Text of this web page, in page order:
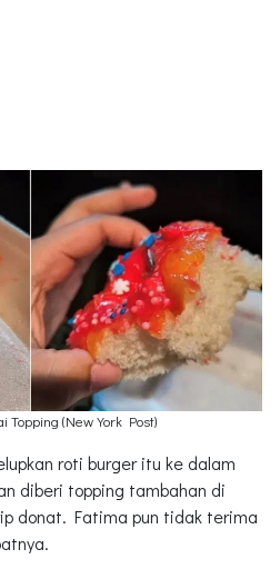
(New York Post)
roti burger itu ke dalam
diberi topping tambahan di
donat. Fatima pun tidak terima